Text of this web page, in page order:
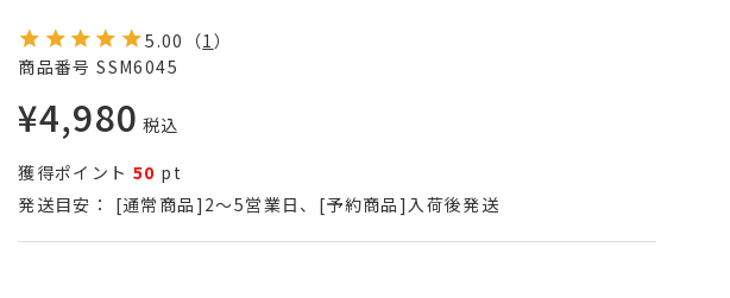
5.00 （1 ）
商品番号 SSM6045
¥4,980 税込
獲得ポイント 50 pt
発送目安：
[通常商品]2～5営業日、[予約商品]入荷後発送